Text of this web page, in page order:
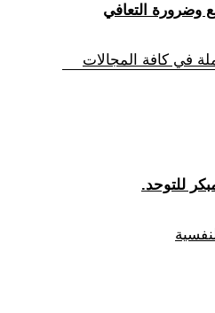
في كافة المجالات